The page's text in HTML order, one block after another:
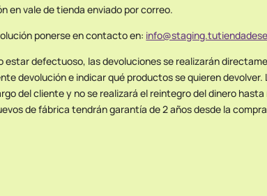
en vale de tienda enviado por correo.
ponerse en contacto en:
estar defectuoso, las devoluciones se realizarán
devolución e indicar qué productos se quieren
del cliente y no se realizará el reintegro del dinero
de fábrica tendrán garantía de 2 años desde la